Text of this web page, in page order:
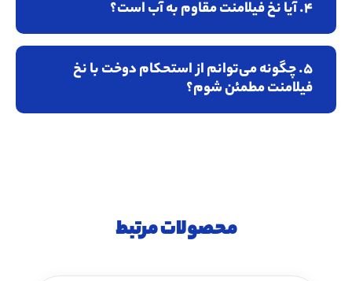
4. آیا نخ فیلامنت مقاوم به آب است؟
5. چگونه می‌توانم از استحکام دوخت با نخ
فیلامنت مطمئن شوم؟
محصولات مرتبط